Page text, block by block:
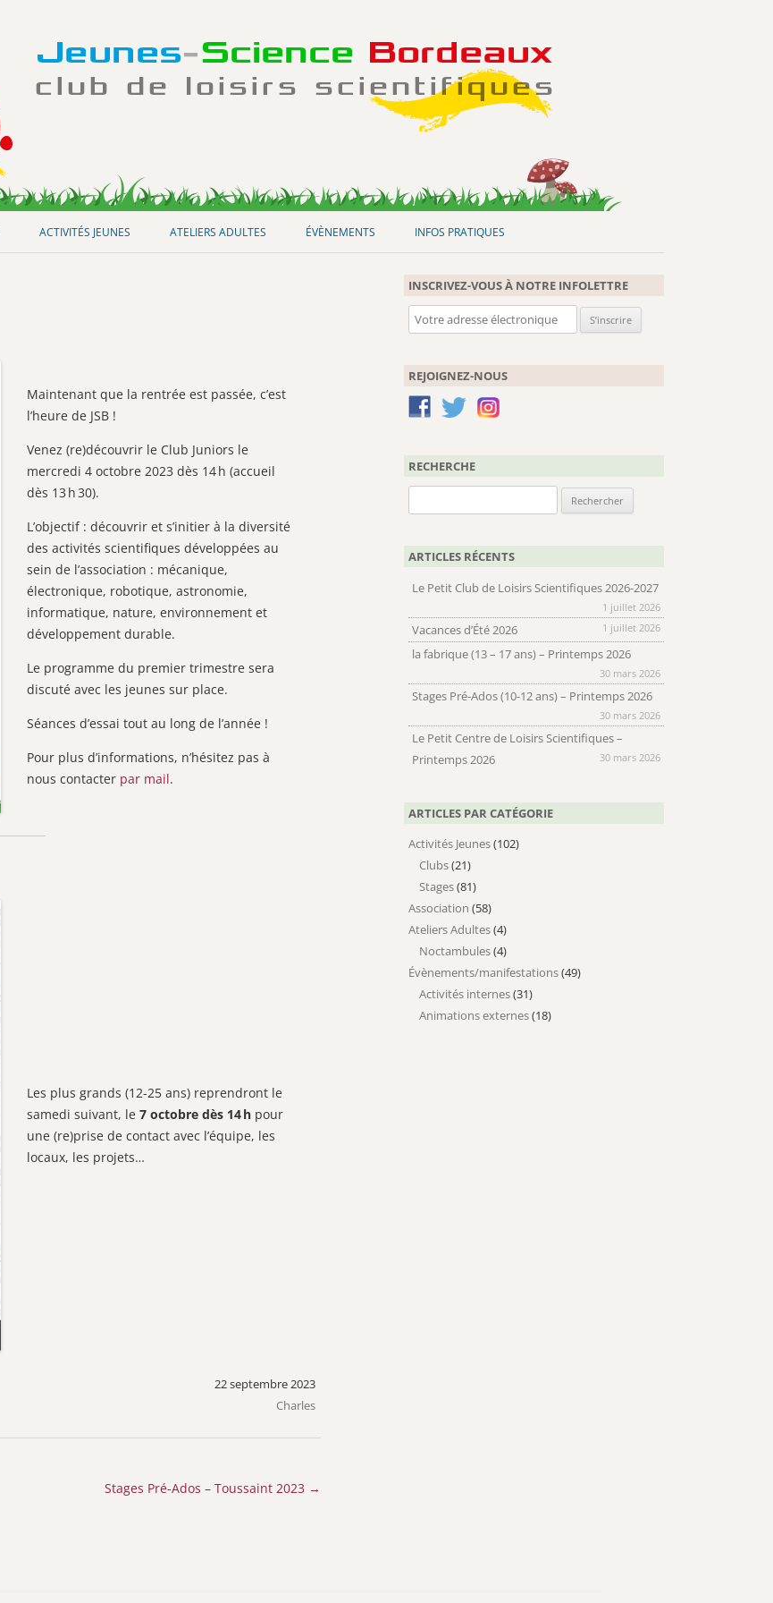
au
ACTIVITÉS JEUNES ATELIERS ADULTES ÉVÈNEMENTS INFOS PRATIQUES
Maintenant que la rentrée est passée, c’est
l’heure de JSB !
Venez (re)découvrir le Club Juniors le
mercredi 4 octobre 2023 dès 14 h (accueil
dès 13 h 30).
L’objectif : découvrir et s’initier à la diversité
des activités scientifiques développées au
sein de l’association : mécanique,
électronique, robotique, astronomie,
informatique, nature, environnement et
développement durable.
Le programme du premier trimestre sera
discuté avec les jeunes sur place.
Séances d’essai tout au long de l’année !
Pour plus d’informations, n’hésitez pas à
nous contacter par mail.
Les plus grands (12-25 ans) reprendront le
samedi suivant, le 7 octobre dès 14 hpour
une (re)prise de contact avec l’équipe, les
locaux, les projets…
22 septembre 2023
Charles
Stages Pré-Ados – Toussaint 2023 →
INSCRIVEZ-VOUS À NOTRE INFOLETTRE
REJOIGNEZ-NOUS
RECHERCHE
ARTICLES RÉCENTS
Le Petit Club de Loisirs Scientifiques 2026-2027
1 juillet 2026
Vacances d’Été 2026 1 juillet 2026
la fabrique (13 – 17 ans) – Printemps 2026
30 mars 2026
Stages Pré-Ados (10-12 ans) – Printemps 2026
30 mars 2026
Le Petit Centre de Loisirs Scientifiques –
Printemps 2026
30 mars 2026
ARTICLES PAR CATÉGORIE
Activités Jeunes(102)
Clubs(21)
Stages(81)
Association (58)
Ateliers Adultes(4)
Noctambules(4)
Évènements/manifestations(49)
Activités internes(31)
Animations externes(18)